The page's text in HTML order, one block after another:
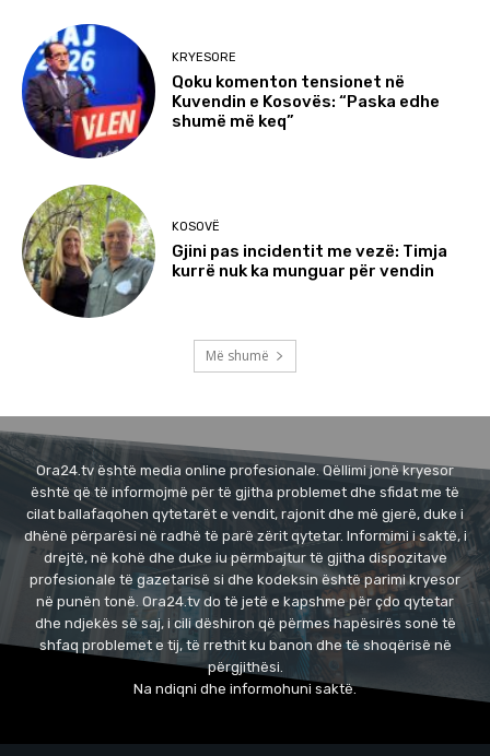
KRYESORE
Qoku komenton tensionet në
Kuvendin e Kosovës: “Paska edhe
shumë më keq”
KOSOVË
Gjini pas incidentit me vezë: Timja
kurrë nuk ka munguar për vendin
Më shumë
Ora24.tv është media online profesionale. Qëllimi jonë kryesor
është që të informojmë për të gjitha problemet dhe sfidat me të
cilat ballafaqohen qytetarët e vendit, rajonit dhe më gjerë, duke i
dhënë përparësi në radhë të parë zërit qytetar. Informimi i saktë, i
drejtë, në kohë dhe duke iu përmbajtur të gjitha dispozitave
profesionale të gazetarisë si dhe kodeksin është parimi kryesor
në punën tonë. Ora24.tv do të jetë e kapshme për çdo qytetar
dhe ndjekës së saj, i cili dëshiron që përmes hapësirës sonë të
shfaq problemet e tij, të rrethit ku banon dhe të shoqërisë në
përgjithësi.
Na ndiqni dhe informohuni saktë.